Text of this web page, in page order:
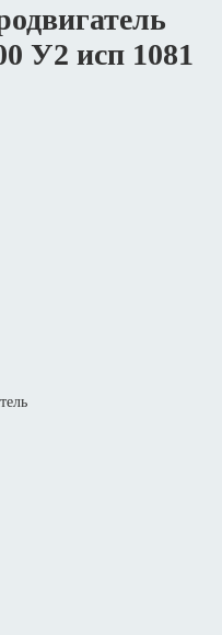
У2 исп 1081